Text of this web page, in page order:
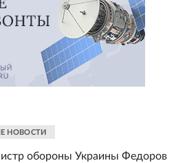
НОВОСТИ
обороны Украины Федоров